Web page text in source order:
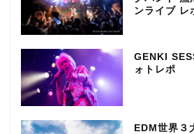
ンライブ レ
GENKI
ォトレポ
EDM世界３